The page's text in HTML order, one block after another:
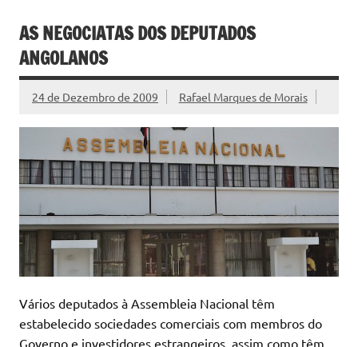
AS NEGOCIATAS DOS DEPUTADOS
ANGOLANOS
24 de Dezembro de 2009 Rafael Marques de Morais
Vários deputados à Assembleia Nacional têm
estabelecido sociedades comerciais com membros do
Governo e investidores estrangeiros, assim como têm